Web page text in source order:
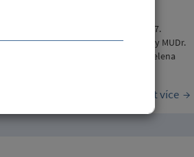
ve dnech 14. - 24. června 2017.
2017. Zastupují dětské lékařky MUDr.
Zveřejněno: 7.6.2017, zapsala Helena
Číst více